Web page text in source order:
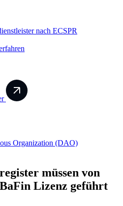
nach ECSPR
Organization (DAO)
müssen von
Lizenz geführt